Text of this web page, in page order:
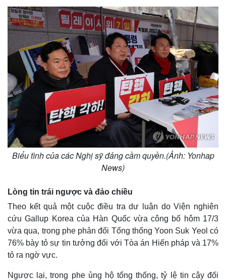
Biểu tình của các Nghị sỹ đảng cầm quyền.(Ảnh: Yonhap
News)
Lòng tin trái ngược và đảo chiều
Theo kết quả một cuộc điều tra dư luận do Viện nghiên
cứu Gallup Korea của Hàn Quốc vừa công bố hôm 17/3
vừa qua, trong phe phản đối Tổng thống Yoon Suk Yeol có
76% bày tỏ sự tin tưởng đối với Tòa án Hiến pháp và 17%
tỏ ra ngờ vực.
Ngược lại, trong phe ủng hộ tổng thống, tỷ lệ tin cậy đối